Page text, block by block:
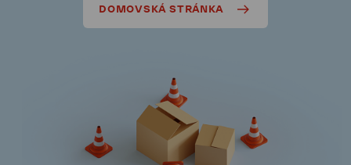
DOMOVSKÁ STRÁNKA